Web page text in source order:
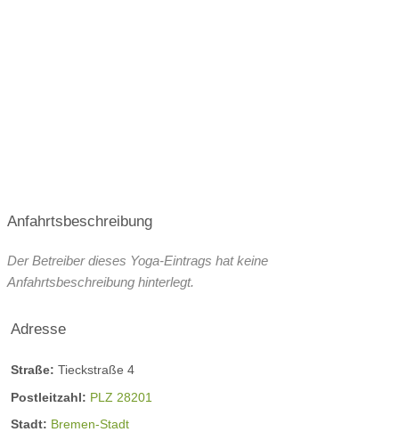
Anfahrtsbeschreibung
Der Betreiber dieses Yoga-Eintrags hat keine
Anfahrtsbeschreibung hinterlegt.
Adresse
Straße: Tieckstraße 4
Postleitzahl: PLZ 28201
Stadt: Bremen-Stadt